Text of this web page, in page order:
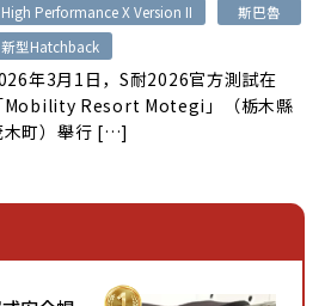
High Performance X Version II
斯巴魯
新型Hatchback
年3月1日，S耐2026官方測試在
Mobility Resort Motegi」（栃木縣
木町）舉行 […]